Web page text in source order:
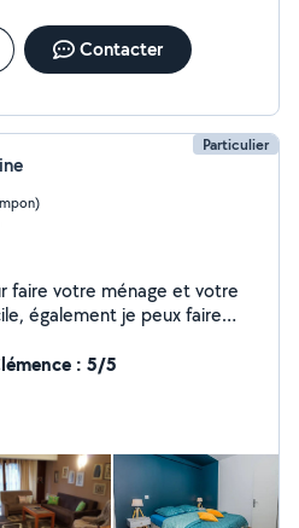
Contacter
Particulier
faire votre ménage et votre
également je peux faire
sérieuse ponctuel et
service., je peux également
lors de votre weekend,
: 5/5